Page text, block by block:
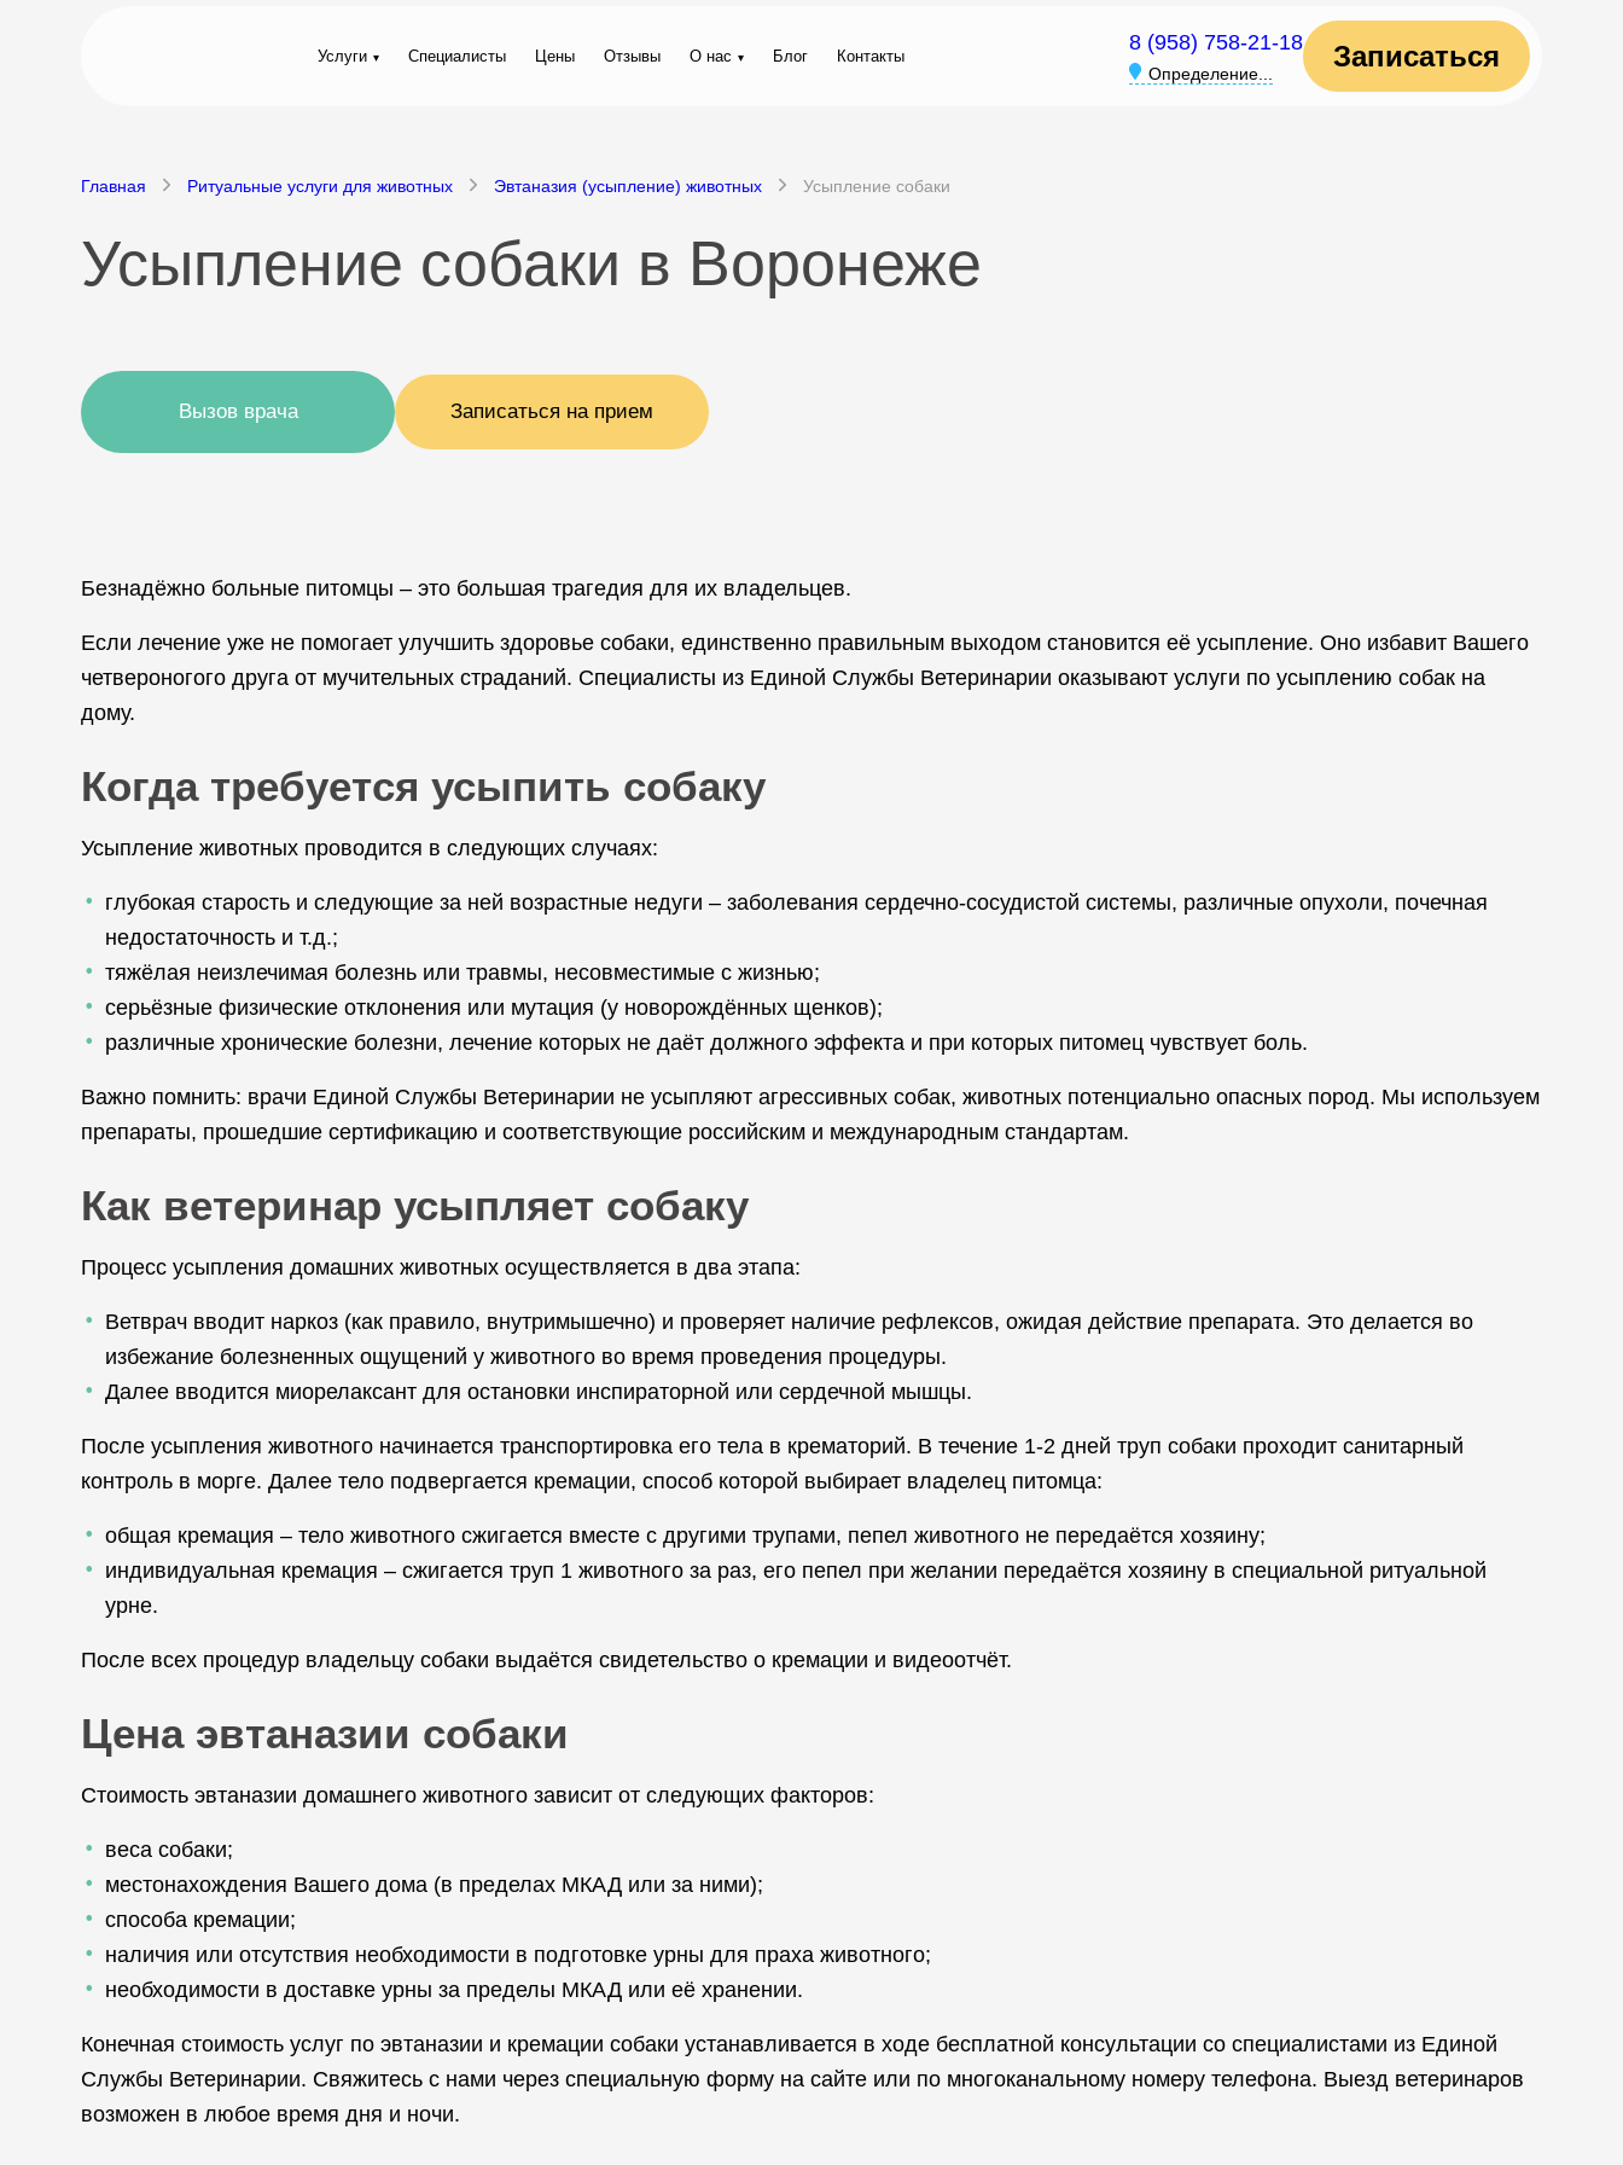
Услуги Специалисты Цены Отзывы О нас Блог Контакты
8 (958) 758-21-18
Определение...
Записаться
Главная Ритуальные услуги для животных Эвтаназия (усыпление) животных Усыпление собаки
Усыпление собаки в Воронеже
Вызов врача Записаться на прием
Безнадёжно больные питомцы – это большая трагедия для их владельцев.
Если лечение уже не помогает улучшить здоровье собаки, единственно правильным выходом становится её усыпление. Оно избавит Вашего
четвероногого друга от мучительных страданий. Специалисты из Единой Службы Ветеринарии оказывают услуги по усыплению собак на
дому.
Когда требуется усыпить собаку
Усыпление животных проводится в следующих случаях:
глубокая старость и следующие за ней возрастные недуги – заболевания сердечно-сосудистой системы, различные опухоли, почечная
недостаточность и т.д.;
тяжёлая неизлечимая болезнь или травмы, несовместимые с жизнью;
серьёзные физические отклонения или мутация (у новорождённых щенков);
различные хронические болезни, лечение которых не даёт должного эффекта и при которых питомец чувствует боль.
Важно помнить: врачи Единой Службы Ветеринарии не усыпляют агрессивных собак, животных потенциально опасных пород. Мы используем
препараты, прошедшие сертификацию и соответствующие российским и международным стандартам.
Как ветеринар усыпляет собаку
Процесс усыпления домашних животных осуществляется в два этапа:
Ветврач вводит наркоз (как правило, внутримышечно) и проверяет наличие рефлексов, ожидая действие препарата. Это делается во
избежание болезненных ощущений у животного во время проведения процедуры.
Далее вводится миорелаксант для остановки инспираторной или сердечной мышцы.
После усыпления животного начинается транспортировка его тела в крематорий. В течение 1-2 дней труп собаки проходит санитарный
контроль в морге. Далее тело подвергается кремации, способ которой выбирает владелец питомца:
общая кремация – тело животного сжигается вместе с другими трупами, пепел животного не передаётся хозяину;
индивидуальная кремация – сжигается труп 1 животного за раз, его пепел при желании передаётся хозяину в специальной ритуальной
урне.
После всех процедур владельцу собаки выдаётся свидетельство о кремации и видеоотчёт.
Цена эвтаназии собаки
Стоимость эвтаназии домашнего животного зависит от следующих факторов:
веса собаки;
местонахождения Вашего дома (в пределах МКАД или за ними);
способа кремации;
наличия или отсутствия необходимости в подготовке урны для праха животного;
необходимости в доставке урны за пределы МКАД или её хранении.
Конечная стоимость услуг по эвтаназии и кремации собаки устанавливается в ходе бесплатной консультации со специалистами из Единой
Службы Ветеринарии. Свяжитесь с нами через специальную форму на сайте или по многоканальному номеру телефона. Выезд ветеринаров
возможен в любое время дня и ночи.